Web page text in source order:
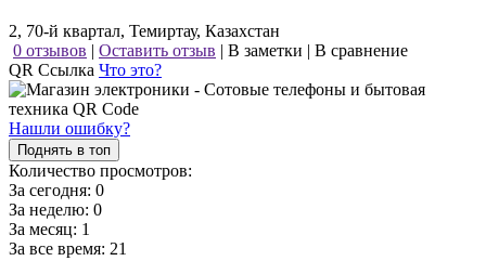
2, 70-й квартал, Темиртау, Казахстан
0 отзывов | Оставить отзыв | В заметки | В сравнение
QR Ссылка Что это?
Нашли ошибку?
Поднять в топ
Количество просмотров:
За сегодня: 0
За неделю: 0
За месяц: 1
За все время: 21